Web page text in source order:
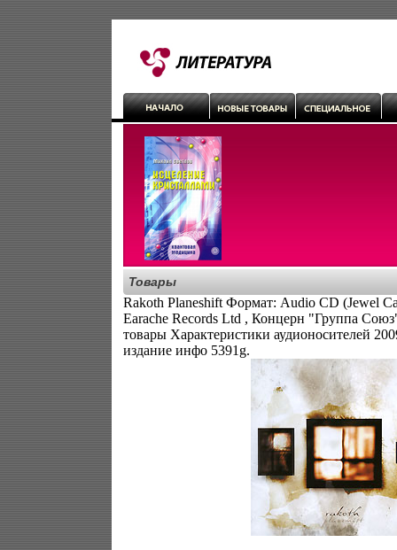
Товары
Rakoth Planeshift Формат: Audio CD (Jewel
Earache Records Ltd , Концерн "Группа
товары Характеристики аудионосителей
издание инфо 5391g.